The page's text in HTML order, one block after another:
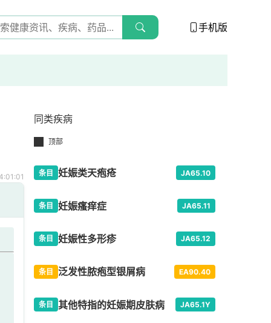
手机版
同类疾病
顶部
条目 妊娠类天疱疮 JA65.10
条目 妊娠瘙痒症 JA65.11
条目 妊娠性多形疹 JA65.12
条目 泛发性脓疱型银屑病 EA90.40
条目 其他特指的妊娠期皮肤病 JA65.1Y